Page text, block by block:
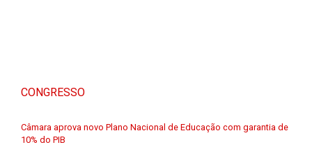
CONGRESSO
Câmara aprova novo Plano Nacional de Educação com garantia de
10% do PIB